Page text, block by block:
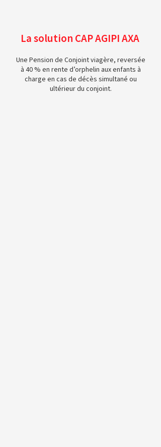
La solution CAP AGIPI AXA
Une Pension de Conjoint viagère, reversée
à 40 % en rente d’orphelin aux enfants à
charge en cas de décès simultané ou
ultérieur du conjoint.